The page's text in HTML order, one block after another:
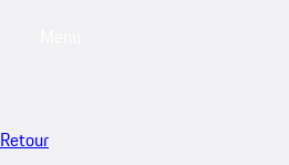
Retour